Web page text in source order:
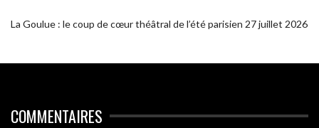
La Goulue : le coup de cœur théâtral de l’été parisien 27 juillet 2026
COMMENTAIRES